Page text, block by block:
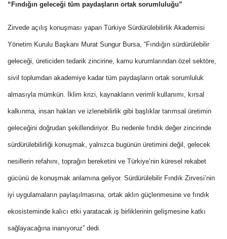
“Fındığın geleceği tüm paydaşların ortak sorumluluğu”
Zirvede açılış konuşması yapan Türkiye Sürdürülebilirlik Akademisi
Yönetim Kurulu Başkanı Murat Sungur Bursa, “Fındığın sürdürülebilir
geleceği, üreticiden tedarik zincirine, kamu kurumlarından özel sektöre,
sivil toplumdan akademiye kadar tüm paydaşların ortak sorumluluk
almasıyla mümkün. İklim krizi, kaynakların verimli kullanımı, kırsal
kalkınma, insan hakları ve izlenebilirlik gibi başlıklar tarımsal üretimin
geleceğini doğrudan şekillendiriyor. Bu nedenle fındık değer zincirinde
sürdürülebilirliği konuşmak, yalnızca bugünün üretimini değil, gelecek
nesillerin refahını, toprağın bereketini ve Türkiye’nin küresel rekabet
gücünü de konuşmak anlamına geliyor. Sürdürülebilir Fındık Zirvesi’nin
iyi uygulamaların paylaşılmasına, ortak aklın güçlenmesine ve fındık
ekosisteminde kalıcı etki yaratacak iş birliklerinin gelişmesine katkı
sağlayacağına inanıyoruz” dedi.